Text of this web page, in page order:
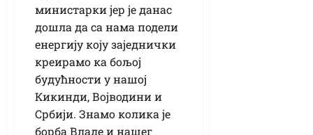
министарки јер је данас
дошла да са нама подели
енергију коју заједнички
креирамо ка бољој
будућности у нашој
Кикинди, Војводини и
Србији. Знамо колика је
борба Владе и нашег